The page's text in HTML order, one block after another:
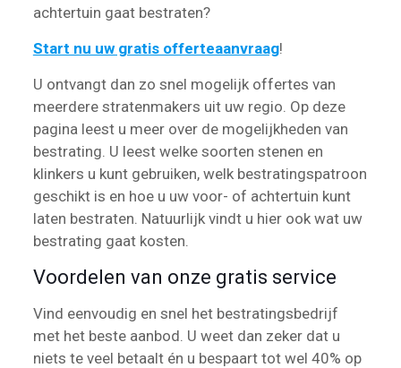
achtertuin gaat bestraten?
Start nu uw gratis offerteaanvraag!
U ontvangt dan zo snel mogelijk offertes van
meerdere stratenmakers uit uw regio. Op deze
pagina leest u meer over de mogelijkheden van
bestrating. U leest welke soorten stenen en
klinkers u kunt gebruiken, welk bestratingspatroon
geschikt is en hoe u uw voor- of achtertuin kunt
laten bestraten. Natuurlijk vindt u hier ook wat uw
bestrating gaat kosten.
Voordelen van onze gratis service
Vind eenvoudig en snel het bestratingsbedrijf
met het beste aanbod. U weet dan zeker dat u
niets te veel betaalt én u bespaart tot wel 40% op